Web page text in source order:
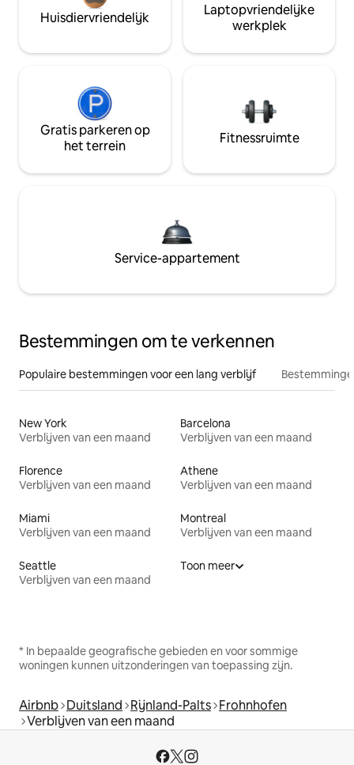
Huisdiervriendelijk
Laptopvriendelijke
werkplek
Gratis parkeren op
het terrein
Fitnessruimte
Service-appartement
Bestemmingen om te verkennen
Populaire bestemmingen voor een lang verblijf
New York
Verblijven van een maand
Barcelona
Verblijven van een maand
Florence
Verblijven van een maand
Athene
Verblijven van een maand
Miami
Verblijven van een maand
Montreal
Verblijven van een maand
Seattle
Verblijven van een maand
Toon meer
* In bepaalde geografische gebieden en voor sommige
woningen kunnen uitzonderingen van toepassing zijn.
Airbnb Duitsland Rijnland-Palts Frohnhofen
Verblijven van een maand